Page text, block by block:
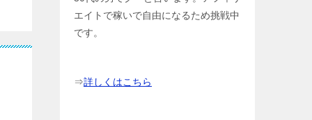
エイトで稼いで自由になるため挑戦中
です。
⇒詳しくはこちら